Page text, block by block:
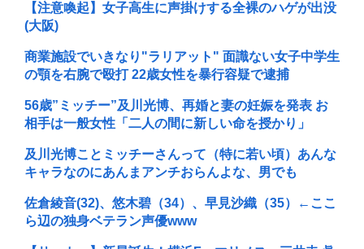
【注意喚起】女子高生に声掛けする全裸のハゲが出没
(大阪)
商業施設でいきなり"ラリアット" 面識ない女子中学生
の顎を右腕で殴打 22歳女性を暴行容疑で逮捕
56歳”ミッチー”及川光博、再婚と妻の妊娠を発表 お
相手は一般女性「二人の間に新しい命を授かり」
及川光博ことミッチーさんって（特に若い頃）あんな
キャラなのにあんまアンチおらんよな、男でも
佐倉綾音(32)、悠木碧（34）、早見沙織（35）←ここ
ら辺の独身ベテラン声優www